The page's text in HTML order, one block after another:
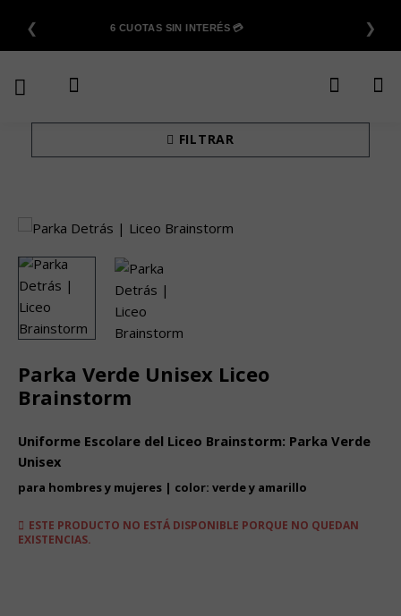
contenido
❮ 6 CUOTAS SIN INTERÉS 💳 ❯
FILTRAR
Parka Verde Unisex Liceo
Brainstorm
Uniforme Escolare del Liceo Brainstorm: Parka Verde
Unisex
para hombres y mujeres | color: verde y amarillo
ESTE PRODUCTO NO ESTÁ DISPONIBLE PORQUE NO QUEDAN
EXISTENCIAS.